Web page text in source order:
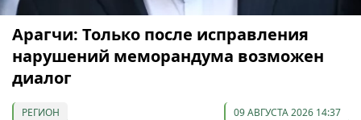
Арагчи: Только после исправления
нарушений меморандума возможен
диалог
РЕГИОН 09 АВГУСТА 2026 14:37